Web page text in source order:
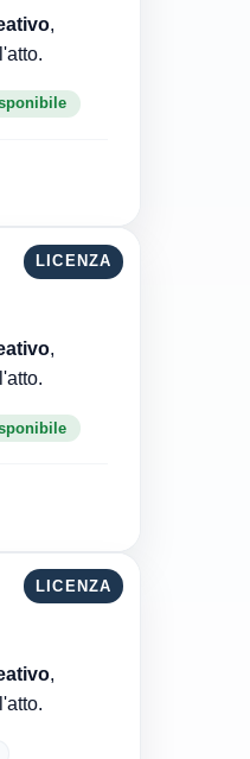
,
dell'atto.
LICENZA
,
dell'atto.
LICENZA
,
dell'atto.